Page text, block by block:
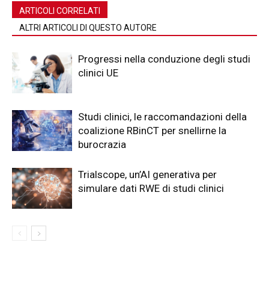
ARTICOLI CORRELATI
ALTRI ARTICOLI DI QUESTO AUTORE
Progressi nella conduzione degli studi
clinici UE
Studi clinici, le raccomandazioni della
coalizione RBinCT per snellirne la
burocrazia
Trialscope, un’AI generativa per
simulare dati RWE di studi clinici